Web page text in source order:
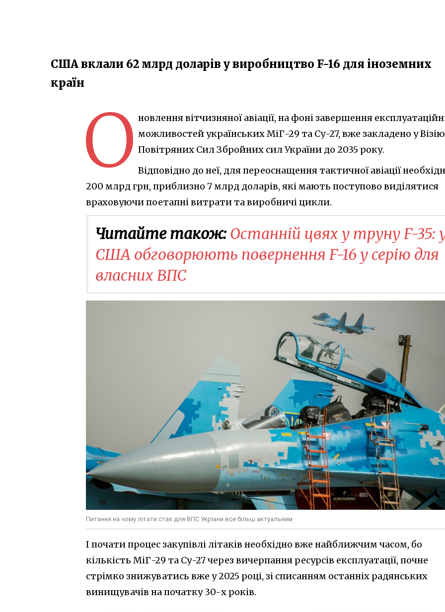
США вклали 62 млрд доларів у виробництво F-16 для іноземних
країн
О новлення вітчизняної авіації, на фоні завершення
можливостей українських МіГ-29 та Су-27, вже закладено у Візію
Повітряних Сил Збройних сил України до 2035 року.
Відповідно до неї, для переоснащення тактичної авіації
200 млрд грн, приблизно 7 млрд доларів, які мають поступово виділятися
враховуючи поетапні витрати та виробничі цикли.
Читайте також: Останній цвях у труну F-35:
США обговорюють повернення F-16 у серію для
власних ВПС
Питання на чому літати стає для ВПС Укрїани все більш актуальним
І почати процес закупівлі літаків необхідно вже найближчим часом, бо
кількість МіГ-29 та Су-27 через вичерпання ресурсів експлуатації, почне
стрімко знижуватись вже у 2025 році, зі списанням останніх радянських
винищувачів на початку 30-х років.